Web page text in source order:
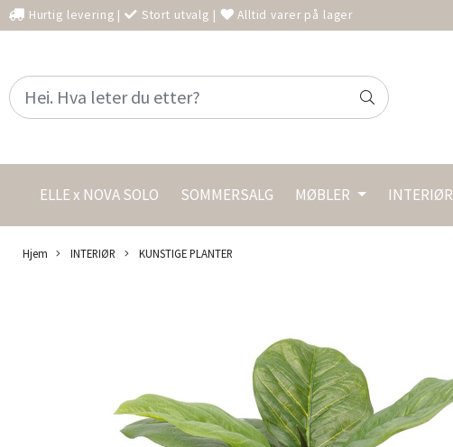
Hurtig levering | Stort utvalg | Alltid varer på lager
ELLE x NOVA SOLO SOMMERSALG MØBLER INTERIØR
Hjem INTERIØR KUNSTIGE PLANTER